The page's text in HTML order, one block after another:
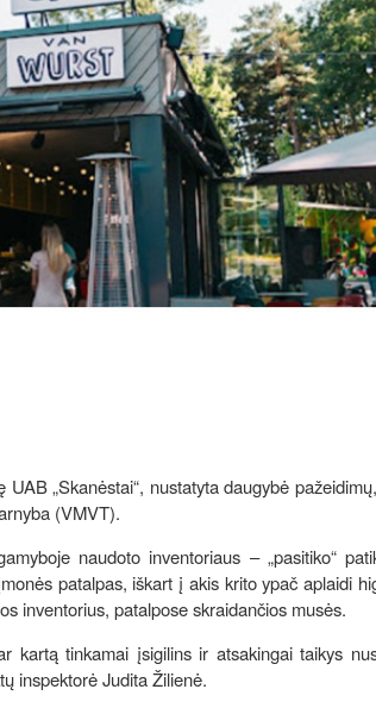
„Skanėstai“, nustatyta daugybė
(VMVT).
naudoto inventoriaus – „pasitiko“
patalpas, iškart į akis krito ypač aplaidi
inventorius, patalpose skraidančios musės.
kartą tinkamai įsigilins ir atsakingai taikys
inspektorė Judita Žilienė.